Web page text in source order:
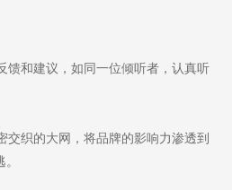
和建议，如同一位倾听者，认真听
织的大网，将品牌的影响力渗透到